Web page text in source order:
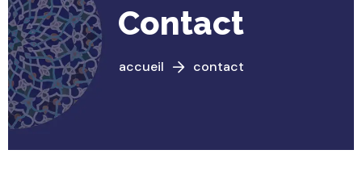
Contact
accueil contact